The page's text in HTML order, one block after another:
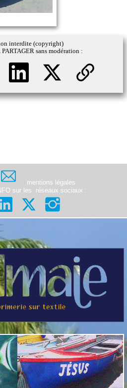
interdite (copyright)
sans modération :
mentions légales
sur les
réseaux sociaux :